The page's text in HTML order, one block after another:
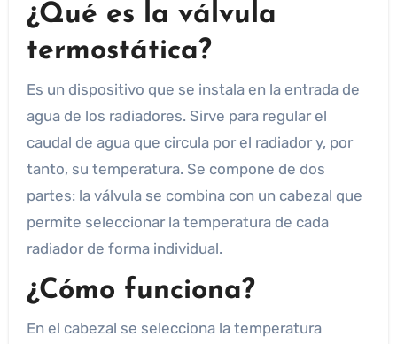
¿Qué es la válvula
termostática?
Es un dispositivo que se instala en la entrada de
agua de los radiadores. Sirve para regular el
caudal de agua que circula por el radiador y, por
tanto, su temperatura. Se compone de dos
partes: la válvula se combina con un cabezal que
permite seleccionar la temperatura de cada
radiador de forma individual.
¿Cómo funciona?
En el cabezal se selecciona la temperatura